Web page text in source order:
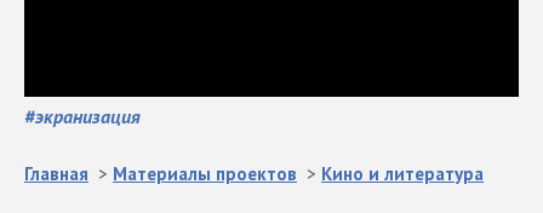
#экранизация
Главная > Материалы проектов > Кино и литература